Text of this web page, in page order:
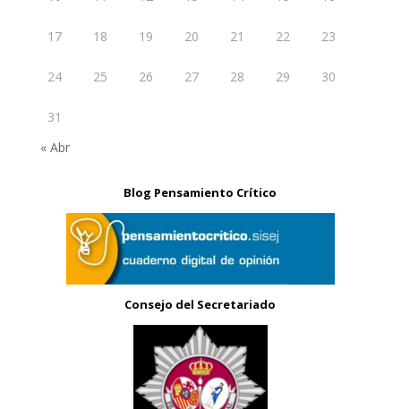
17 18 19 20 21 22 23
24 25 26 27 28 29 30
31
« Abr
Blog Pensamiento Crítico
Consejo del Secretariado